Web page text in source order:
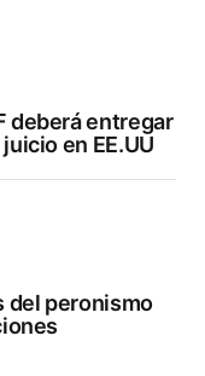
deberá entregar
en EE.UU
del peronismo